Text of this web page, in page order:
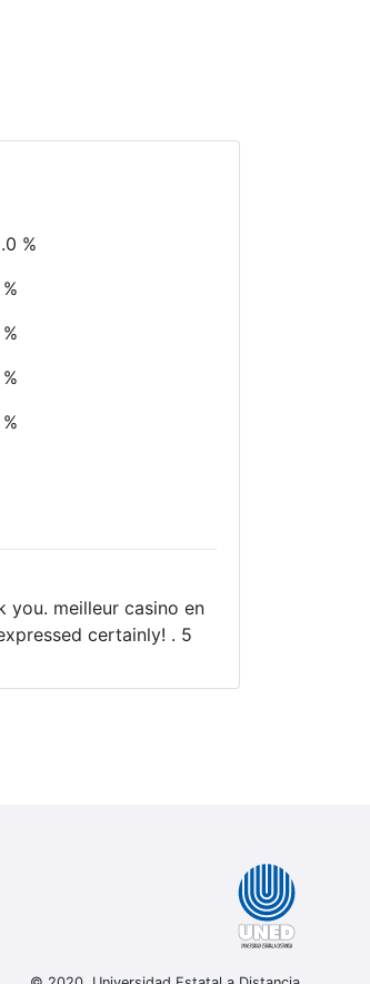
%
you. meilleur casino en
certainly! . 5